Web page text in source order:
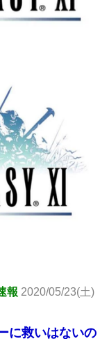
報 2020/05/23(土)
に救いはないの